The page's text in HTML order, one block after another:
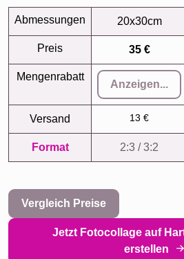
Abmessungen 20x30cm
Preis 35 €
Mengenrabatt
Anzeigen...
Versand 13 €
Format 2:3 / 3:2
Vergleich Preise
Jetzt Fotocollage auf
erstellen